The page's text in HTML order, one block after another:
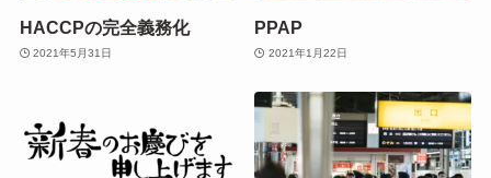
HACCPの完全義務化
2021年5月31日
PPAP
2021年1月22日